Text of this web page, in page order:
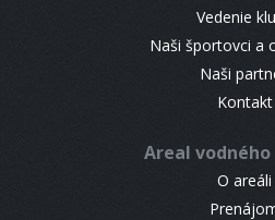
Vedenie
Naši športovci a
Naši
Kontakt
Areal
O areáli